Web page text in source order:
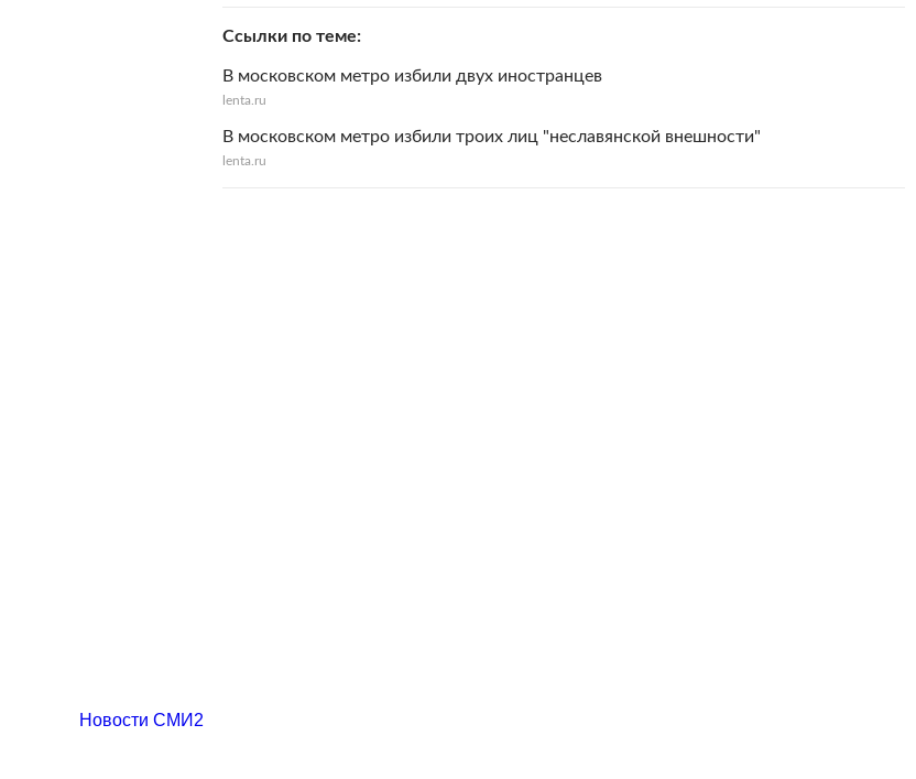
Ссылки по теме
В московском метро избили двух иностранцев
lenta.ru
В московском метро избили троих лиц "неславянской внешности"
lenta.ru
Новости СМИ2